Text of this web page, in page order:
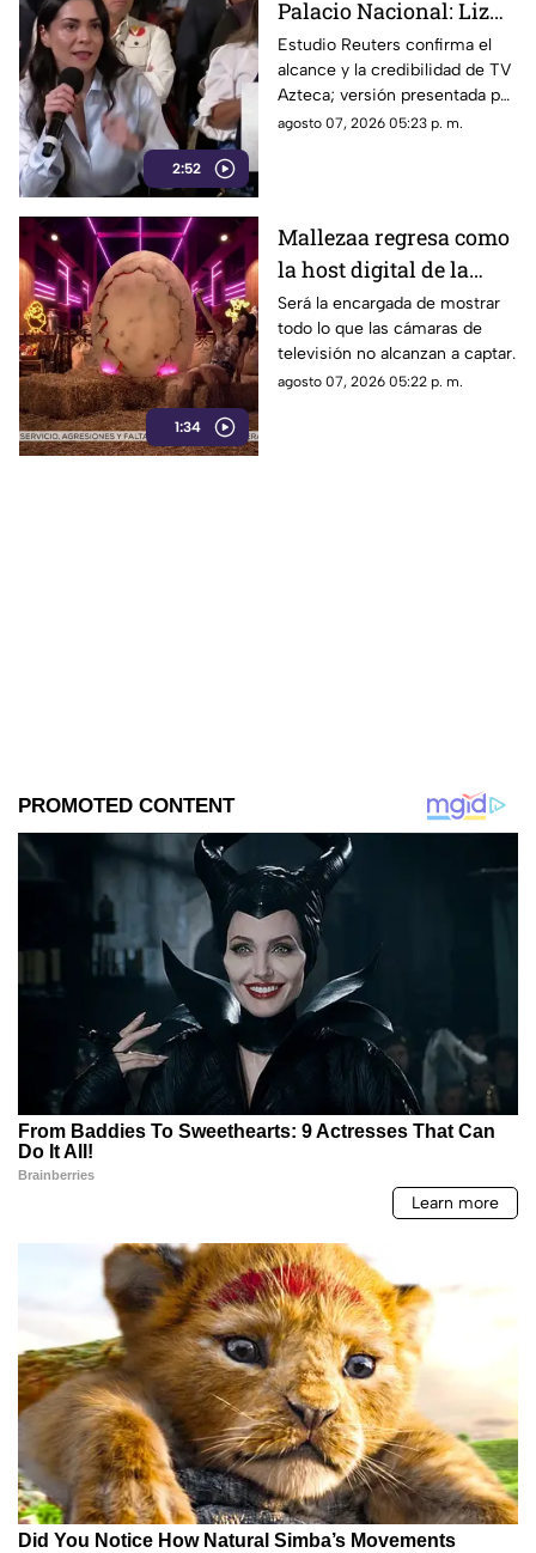
2:52
Palacio Nacional: Liz
Vilchis intentó
desvirtuar estudio de
Reuters sobre la
credibilidad de TV
Estudio Reuters confirma el
alcance y la credibilidad de TV
Azteca; versión presentada por
Liz Vilchis fue cuestionada al
agosto 07, 2026 05:23 p. m.
1:34
Mallezaa regresa como
la host digital de la
segunda temporada de
La Granja VIP
Será la encargada de mostrar
todo lo que las cámaras de
televisión no alcanzan a captar.
agosto 07, 2026 05:22 p. m.